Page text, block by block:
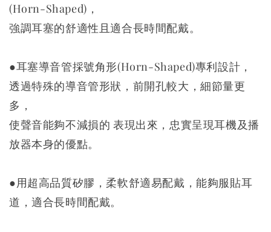
(Horn-Shaped)，
強調耳塞的舒適性且適合長時間配戴。
●耳塞導音管採號角形(Horn-Shaped)專利設計，
透過特殊的導音管形狀，前開孔較大，細節量更
多，
使聲音能夠不減損的 表現出來，忠實呈現耳機及播
放器本身的優點。
●用超高品質矽膠，柔軟舒適易配戴，能夠服貼耳
道，適合長時間配戴。